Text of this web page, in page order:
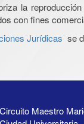
la
con fines
Jurídicas se
Circuito Maestro